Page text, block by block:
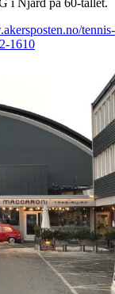
i Njård på 60-tallet.
tennis-
1610